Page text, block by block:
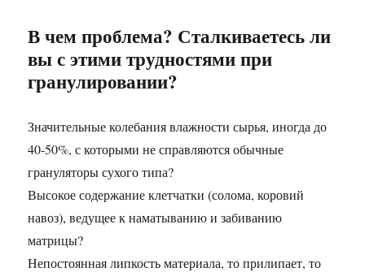
В чем проблема? Сталкиваетесь ли
вы с этими трудностями при
гранулировании?
Значительные колебания влажности сырья, иногда до
40-50%, с которыми не справляются обычные
грануляторы сухого типа?
Высокое содержание клетчатки (солома, коровий
навоз), ведущее к наматыванию и забиванию
матрицы?
Непостоянная липкость материала, то прилипает, то